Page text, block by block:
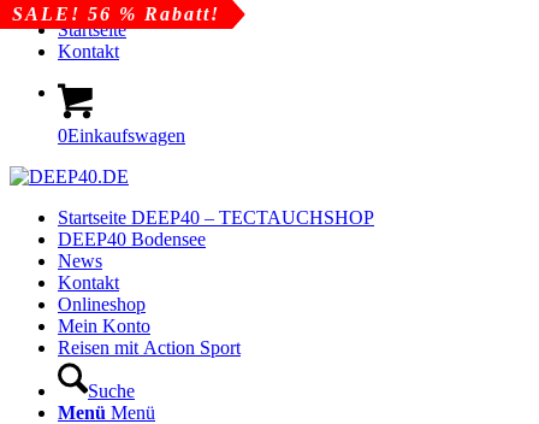
Startseite
Kontakt
0Einkaufswagen
Startseite DEEP40 – TECTAUCHSHOP
DEEP40 Bodensee
News
Kontakt
Onlineshop
Mein Konto
Reisen mit Action Sport
Suche
Menü Menü
SALE! 38 % Rabatt!
SALE! 56 % Rabatt!